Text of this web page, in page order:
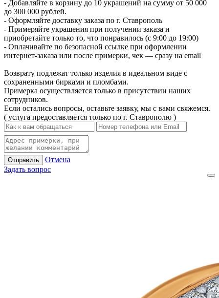
- Добавляйте в корзину до 10 украшений на сумму от 50 000
до 300 000 рублей.
- Оформляйте доставку заказа по г. Ставрополь
- Примеряйте украшения при получении заказа и
приобретайте только то, что понравилось (с 9:00 до 19:00)
- Оплачивайте по безопасной ссылке при оформлении
интернет-заказа или после примерки, чек — сразу на email
Возврату подлежат только изделия в идеальном виде с
сохраненными бирками и пломбами.
Примерка осуществляется только в присутствии наших
сотрудников.
Если остались вопросы, оставьте заявку, мы с вами свяжемся.
( услуга предоставляется только по г. Ставрополю )
Отправить
Отмена
Задать вопрос